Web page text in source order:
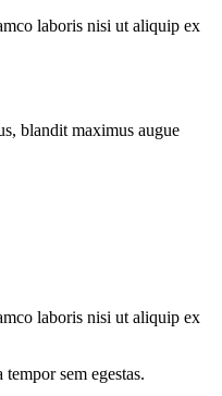
laboris nisi ut aliquip ex
blandit maximus augue
laboris nisi ut aliquip ex
sem egestas.